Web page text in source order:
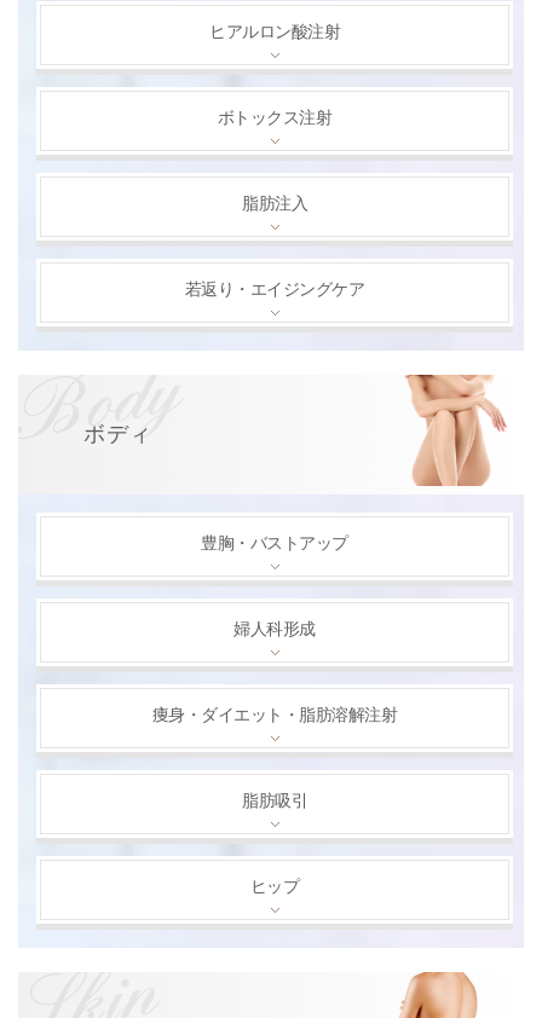
ヒアルロン酸注射
ボトックス注射
脂肪注入
若返り・エイジングケア
ボディ
豊胸・バストアップ
婦人科形成
痩身・ダイエット・脂肪溶解注射
脂肪吸引
ヒップ